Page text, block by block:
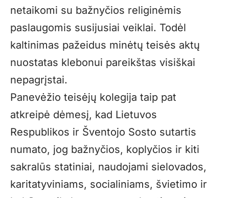
netaikomi su bažnyčios religinėmis
paslaugomis susijusiai veiklai. Todėl
kaltinimas pažeidus minėtų teisės aktų
nuostatas klebonui pareikštas visiškai
nepagrįstai.
Panevėžio teisėjų kolegija taip pat
atkreipė dėmesį, kad Lietuvos
Respublikos ir Šventojo Sosto sutartis
numato, jog bažnyčios, koplyčios ir kiti
sakralūs statiniai, naudojami sielovados,
karitatyviniams, socialiniams, švietimo ir